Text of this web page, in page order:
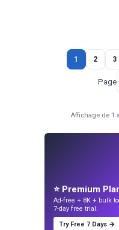
1 2 3
Page
Affichage de 1
⭐ Premium
Ad-free + 8K + bulk
7-day free trial.
Try Free 7 Days →